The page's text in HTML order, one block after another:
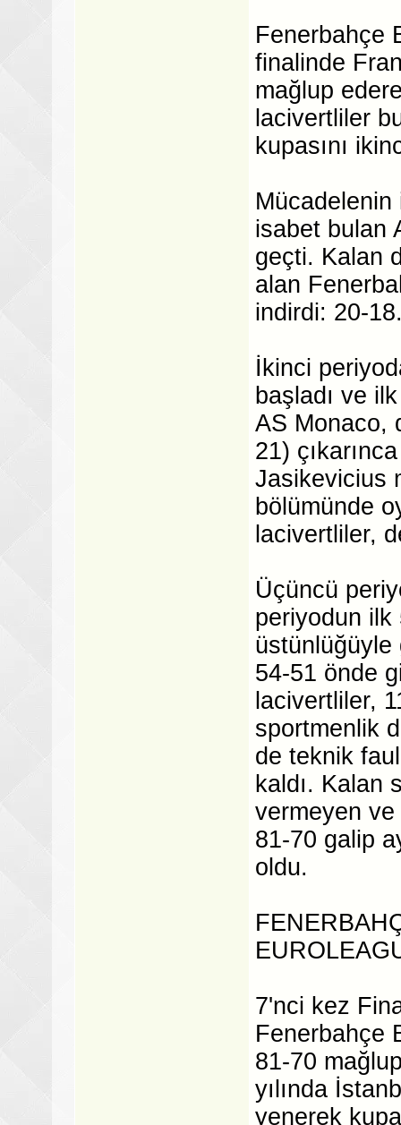
Fenerbahçe
finalinde
mağlup
lacivertliler
kupasını
Mücadelenin
isabet bulan
geçti. Kalan
alan
indirdi: 20-
İkinci
başladı ve
AS Monaco,
21)
Jasikevicius
bölümünde
lacivertliler,
Üçüncü
periyodun ilk
üstünlüğüyle
54-51 önde
lacivertliler,
sportmenlik
de teknik
kaldı. Kalan
vermeyen
81-70 galip
oldu.
7'nci kez
Fenerbahçe
81-70
yılında
yenerek